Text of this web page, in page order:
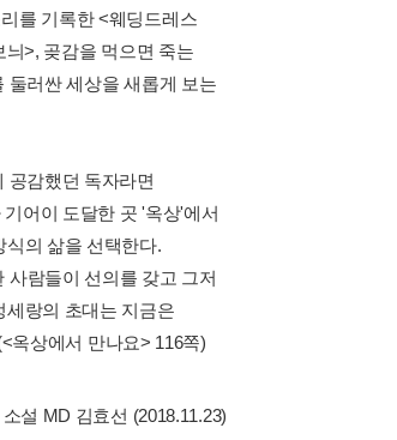
를 기록한 <웨딩드레스
>, 곶감을 먹으면 죽는
둘러싼 세상을 새롭게 보는
공감했던 독자라면
어이 도달한 곳 '옥상'에서
의 삶을 선택한다.
사람들이 선의를 갖고 그저
랑의 초대는 지금은
옥상에서 만나요> 116쪽)
설 MD 김효선 (2018.11.23)